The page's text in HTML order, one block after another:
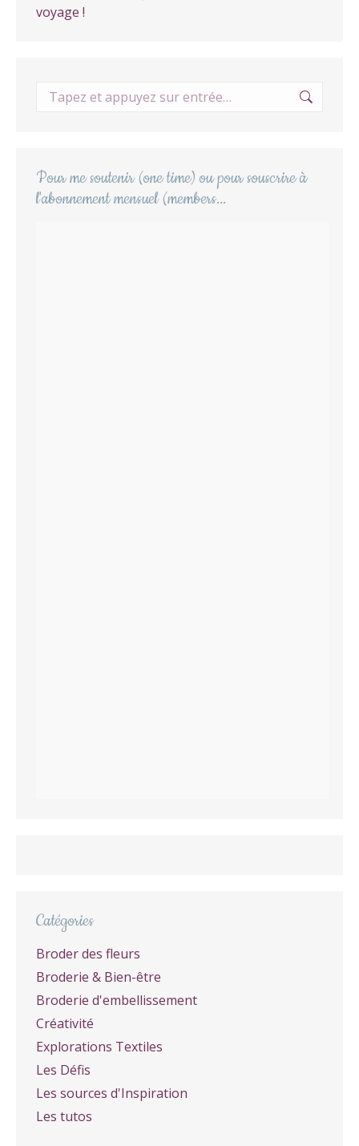
produit
voyage !
Recherche
Pour me soutenir (one time) ou pour souscrire à
l'abonnement mensuel (members...
Catégories
Broder des fleurs
Broderie & Bien-être
Broderie d'embellissement
Créativité
Explorations Textiles
Les Défis
Les sources d'Inspiration
Les tutos